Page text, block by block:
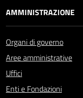
AMMINISTRAZIONE
Organi di governo
Aree amministrative
Uffici
Enti e Fondazioni